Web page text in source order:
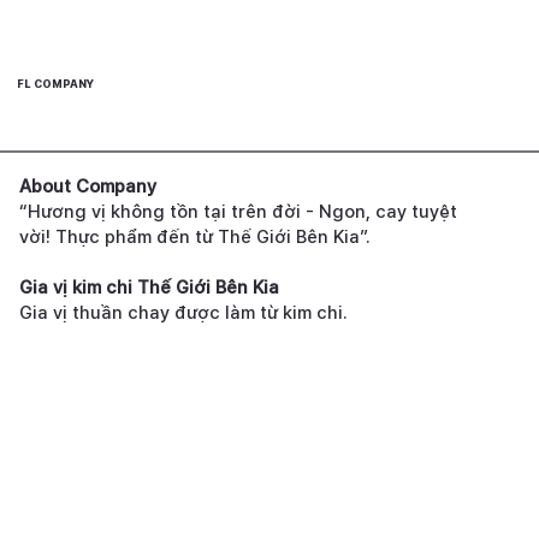
FL COMPANY
About Company
“Hương vị không tồn tại trên đời - Ngon, cay tuyệt
vời! Thực phẩm đến từ Thế Giới Bên Kia”.
Gia vị kim chi Thế Giới Bên Kia
Gia vị thuần chay được làm từ kim chi.